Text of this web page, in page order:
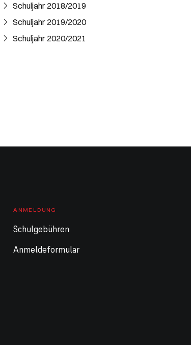
DISZ geschlossen
8. August 2026
Ganztägig
11. August 2026
Schuljahr 2018/2019
Schuljahr 2019/2020
Schuljahr 2020/2021
ANMELDUNG
Schulgebühren
Anmeldeformular